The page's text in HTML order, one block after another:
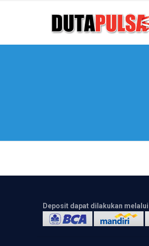
Deposit dapat dilakukan melalui